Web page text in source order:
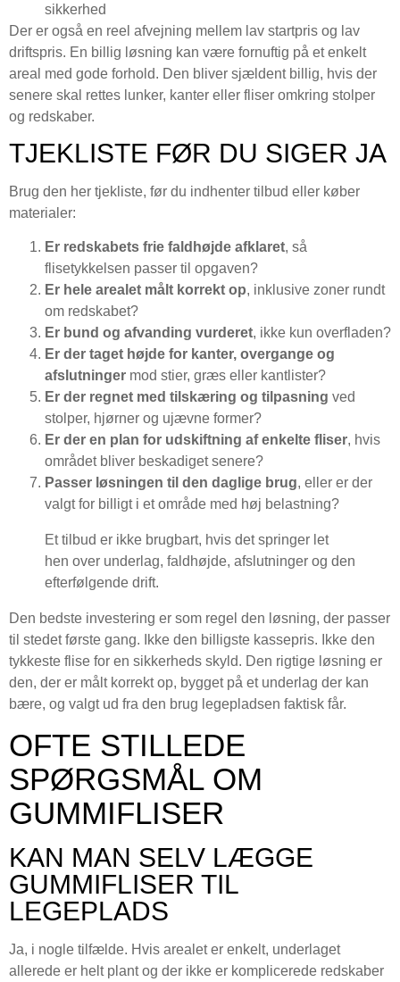
sikkerhed
Der er også en reel afvejning mellem lav startpris og lav
driftspris. En billig løsning kan være fornuftig på et enkelt
areal med gode forhold. Den bliver sjældent billig, hvis der
senere skal rettes lunker, kanter eller fliser omkring stolper
og redskaber.
TJEKLISTE FØR DU SIGER JA
Brug den her tjekliste, før du indhenter tilbud eller køber
materialer:
Er redskabets frie faldhøjde afklaret, så
flisetykkelsen passer til opgaven?
Er hele arealet målt korrekt op, inklusive zoner rundt
om redskabet?
Er bund og afvanding vurderet, ikke kun overfladen?
Er der taget højde for kanter, overgange og
afslutninger mod stier, græs eller kantlister?
Er der regnet med tilskæring og tilpasning ved
stolper, hjørner og ujævne former?
Er der en plan for udskiftning af enkelte fliser, hvis
området bliver beskadiget senere?
Passer løsningen til den daglige brug, eller er der
valgt for billigt i et område med høj belastning?
Et tilbud er ikke brugbart, hvis det springer let
hen over underlag, faldhøjde, afslutninger og den
efterfølgende drift.
Den bedste investering er som regel den løsning, der passer
til stedet første gang. Ikke den billigste kassepris. Ikke den
tykkeste flise for en sikkerheds skyld. Den rigtige løsning er
den, der er målt korrekt op, bygget på et underlag der kan
bære, og valgt ud fra den brug legepladsen faktisk får.
OFTE STILLEDE
SPØRGSMÅL OM
GUMMIFLISER
KAN MAN SELV LÆGGE
GUMMIFLISER TIL
LEGEPLADS
Ja, i nogle tilfælde. Hvis arealet er enkelt, underlaget
allerede er helt plant og der ikke er komplicerede redskaber